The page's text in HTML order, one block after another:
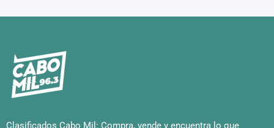
Clasificados Cabo Mil: Compra, vende y encuentra lo que